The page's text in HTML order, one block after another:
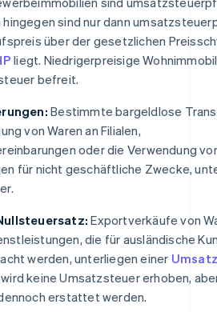
hingegen sind nur dann
über der gesetzlichen
liegt. Niedrigerpreisige
befreit.
Bestimmte bargeldlose
von Waren an Filialen,
oder die Verwendung
für nicht geschäftliche Zwecke,
Exportverkäufe von
die für ausländische
werden, unterliegen einer
wird keine Umsatzsteuer erhoben,
erstattet werden.